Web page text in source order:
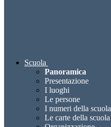
Scuola
Panoramica
Presentazione
I luoghi
Le persone
I numeri della scuola
Le carte della scuola